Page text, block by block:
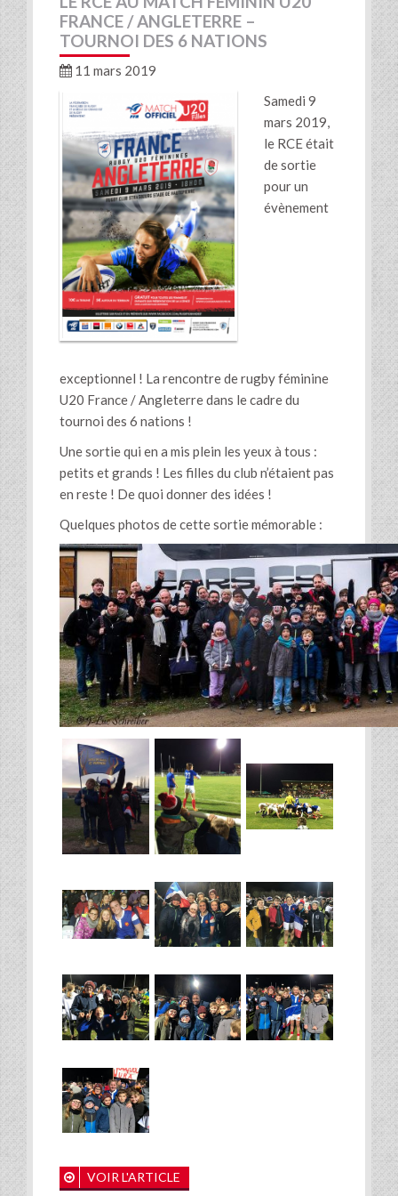
FRANCE / ANGLETERRE –
TOURNOI DES 6 NATIONS
11 mars 2019
Samedi 9
mars 2019,
le RCE était
de sortie
pour un
évènement
exceptionnel ! La rencontre de rugby féminine
U20 France / Angleterre dans le cadre du
tournoi des 6 nations !
Une sortie qui en a mis plein les yeux à tous :
petits et grands ! Les filles du club n’étaient pas
en reste ! De quoi donner des idées !
Quelques photos de cette sortie mémorable :
VOIR L'ARTICLE